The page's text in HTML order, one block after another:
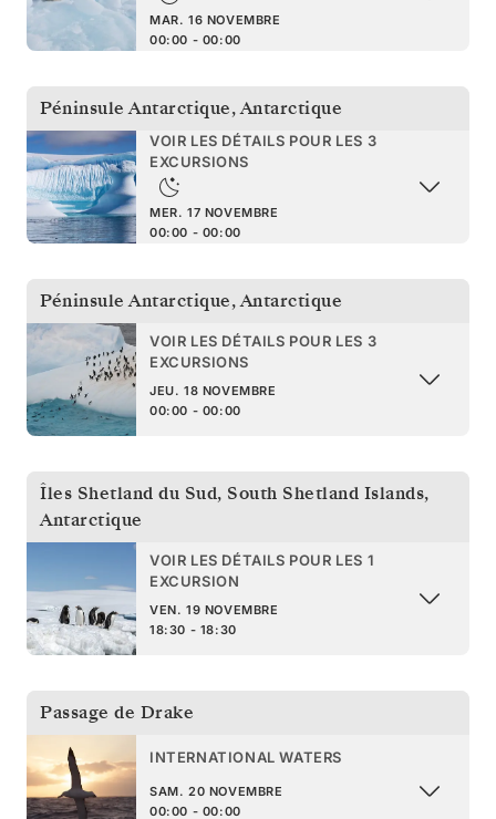
MAR. 16 NOVEMBRE
00:00 - 00:00
Péninsule Antarctique,Antarctique
VOIR LES DÉTAILS POUR LES 3
EXCURSIONS
MER. 17 NOVEMBRE
00:00 - 00:00
Péninsule Antarctique,Antarctique
VOIR LES DÉTAILS POUR LES 3
EXCURSIONS
JEU. 18 NOVEMBRE
00:00 - 00:00
Îles Shetland du Sud, South Shetland Islands,
Antarctique
VOIR LES DÉTAILS POUR LES 1
EXCURSION
VEN. 19 NOVEMBRE
18:30 - 18:30
Passage de Drake
INTERNATIONAL WATERS
SAM. 20 NOVEMBRE
00:00 - 00:00